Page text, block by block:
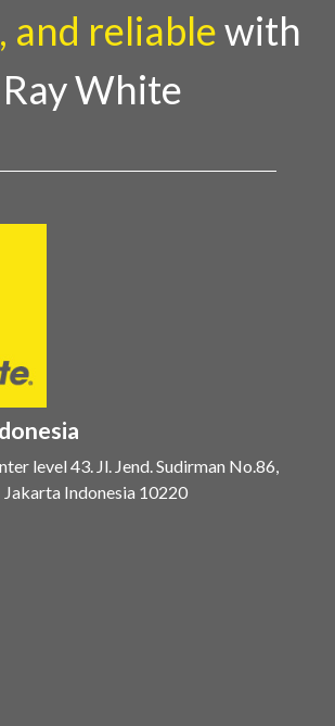
and reliablewith
Ray White
level 43. Jl. Jend. Sudirman No.86,
Jakarta Indonesia 10220